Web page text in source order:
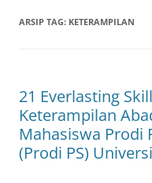
ARSIP TAG: KETERAMPILAN
21 Everlasting
Keterampilan
Mahasiswa Prodi
(Prodi PS)